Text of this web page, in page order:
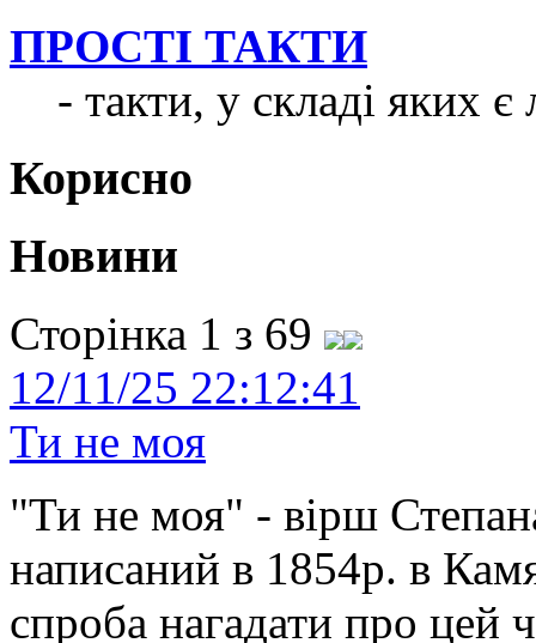
ПРОСТІ ТАКТИ
- такти, у складі яких
Корисно
Новини
Сторінка 1 з 69
12/11/25 22:12:41
Ти не моя
"Ти не моя" - вірш
написаний в 1854р. в
спроба нагадати про цей